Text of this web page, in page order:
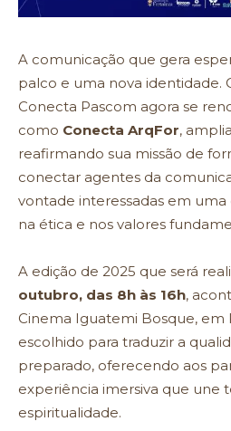
A comunicação que gera
palco e uma nova identidade.
Conecta Pascom agora se
como Conecta ArqFor,
reafirmando sua missão de
conectar agentes da
vontade interessadas em
na ética e nos valores
A edição de 2025 que será
outubro, das 8h às 16h,
Cinema Iguatemi Bosque, em
escolhido para traduzir a
preparado, oferecendo aos
experiência imersiva que une
espiritualidade.